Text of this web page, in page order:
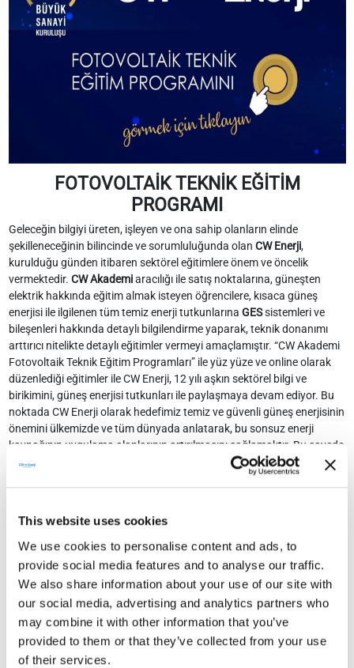
This website uses cookies
We use cookies to personalise content and ads, to
provide social media features and to analyse our traffic.
We also share information about your use of our site with
our social media, advertising and analytics partners who
may combine it with other information that you’ve
provided to them or that they’ve collected from your use
of their services.
FOTOVOLTAİK TEKNİK EĞİTİM
PROGRAMI
Geleceğin bilgiyi üreten, işleyen ve ona sahip olanların elinde
şekilleneceğinin bilincinde ve sorumluluğunda olan CW Enerji,
kurulduğu günden itibaren sektörel eğitimlere önem ve öncelik
vermektedir. CW Akademiaracılığı ile satış noktalarına, güneşten
elektrik hakkında eğitim almak isteyen öğrencilere, kısaca güneş
enerjisi ile ilgilenen tüm temiz enerji tutkunlarına GESsistemleri ve
bileşenleri hakkında detaylı bilgilendirme yaparak, teknik donanımı
arttırıcı nitelikte detaylı eğitimler vermeyi amaçlamıştır. “CW Akademi
Fotovoltaik Teknik Eğitim Programları” ile yüz yüze ve online olarak
düzenlediği eğitimler ile CW Enerji, 12 yılı aşkın sektörel bilgi ve
birikimini, güneş enerjisi tutkunları ile paylaşmaya devam ediyor. Bu
noktada CW Enerji olarak hedefimiz temiz ve güvenli güneş enerjisinin
önemini ülkemizde ve tüm dünyada anlatarak, bu sonsuz enerji
kaynağının uygulama alanlarının artırılmasını sağlamaktır. Bu sayede
gelecek nesillerimize daha temiz bir dünya bırakabiliriz. Bütün temiz
ve sonsuz güneş enerjisi tutkunlarını davet ettiğimiz ‘CW AKADEMİ
HESAPLAMA formunu doğru bilgiler ile doldurup, gelen mail adresine
geri göndermelerini takiben, dijital ortamda hazırlanan Online Eğitim
Sertifikası verilmektedir. İş bu hesaplama formunun nasıl
doldurulacağı ile ilgili bilgiler, CW Akademi Teknik Eğitim programı
içerisinde verilmektedir. Bu hesaplama formunu eğitim başvuru
formu sayfasından da indirebilirsiniz.
Eğitime başvurunuzu ‘Eğitim Başvuru Formu’ sekmesinde bulunan
CW Akademi Başvuru Formu’nu doldurarak tamamlayabilirsiniz.